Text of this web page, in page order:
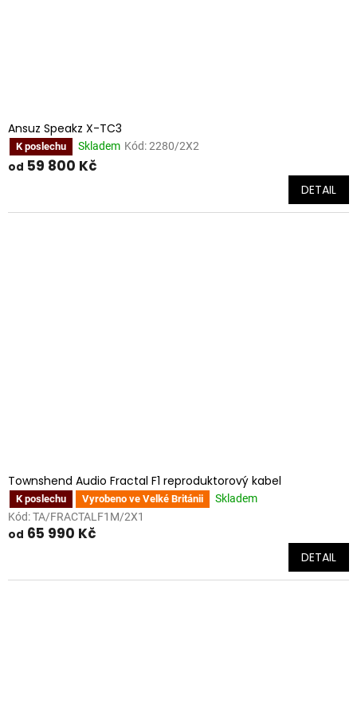
Ansuz Speakz X-TC3
K poslechu Skladem Kód:2280/2X2
od 59 800 Kč
DETAIL
Townshend Audio Fractal F1 reproduktorový kabel
K poslechu Vyrobeno ve Velké Británii
Skladem
Kód:TA/FRACTALF1M/2X1
od 65 990 Kč
DETAIL